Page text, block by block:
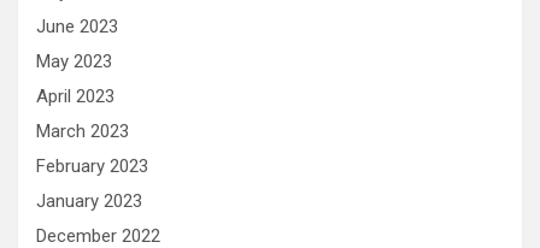
June 2023
May 2023
April 2023
March 2023
February 2023
January 2023
December 2022